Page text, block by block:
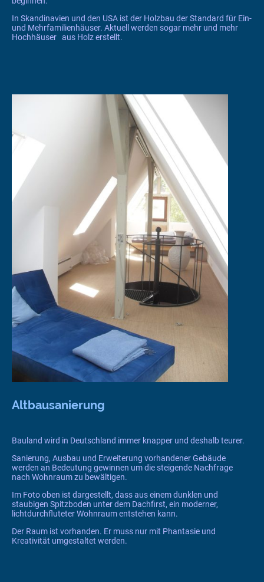
In Skandinavien und den USA ist der Holzbau der Standard für Ein-
und Mehrfamilienhäuser. Aktuell werden sogar mehr und mehr
Hochhäuser aus Holz erstellt.
Altbausanierung
Bauland wird in Deutschland immer knapper und deshalb teurer.
Sanierung, Ausbau und Erweiterung vorhandener Gebäude
werden an Bedeutung gewinnen um die steigende Nachfrage
nach Wohnraum zu bewältigen.
Im Foto oben ist dargestellt, dass aus einem dunklen und
staubigen Spitzboden unter dem Dachfirst, ein moderner,
lichtdurchfluteter Wohnraum entstehen kann.
Der Raum ist vorhanden. Er muss nur mit Phantasie und
Kreativität umgestaltet werden.